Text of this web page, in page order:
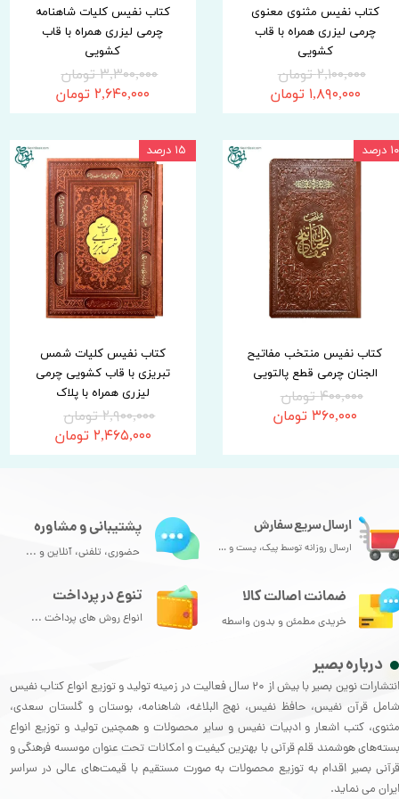
کتاب نفیس مثنوی معنوی
چرمی لیزری همراه با قاب
کشویی
۲,۱۰۰,۰۰۰ تومان
۱,۸۹۰,۰۰۰ تومان
کتاب نفیس کلیات شاهنامه
چرمی لیزری همراه با قاب
کشویی
۳,۳۰۰,۰۰۰ تومان
۲,۶۴۰,۰۰۰ تومان
کتاب نفیس منتخب مفاتیح
الجنان چرمی قطع پالتویی
۴۰۰,۰۰۰ تومان
۳۶۰,۰۰۰ تومان
۱۰ درصد
کتاب نفیس کلیات شمس
تبریزی با قاب کشویی چرمی
لیزری همراه با پلاک
۲,۹۰۰,۰۰۰ تومان
۲,۴۶۵,۰۰۰ تومان
۱۵ درصد
درباره بصیر
انتشارات نوین بصیر با بیش از 20 سال فعالیت در زمینه تولید و توزیع انواع کتاب نفیس
شامل قرآن نفیس، حافظ نفیس، نهج البلاغه، شاهنامه، بوستان و گلستان سعدی،
مثنوی، کتب اشعار و ادبیات نفیس و سایر محصولات و همچنین تولید و توزیع انواع
بسته‌های هوشمند قلم قرآنی با بهترین کیفیت و امکانات تحت عنوان موسسه فرهنگی و
قرآنی بصیر اقدام به توزیع محصولات به صورت مستقیم با قیمت‌های عالی در سراسر
ایران می نماید.
ارسال سریع سفارش
ارسال روزانه توسط پیک، پست و ...
تنوع در پرداخت
انواع روش های پرداخت ...
پشتیبانی و مشاوره
حضوری، تلفنی، آنلاین و ...
ضمانت اصالت کالا
خریدی مطمئن و بدون واسطه